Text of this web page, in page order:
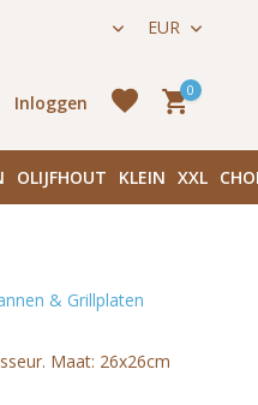
EUR
Inloggen
0
OLIJFHOUT KLEIN XXL
& Grillplaten
Maat: 26x26cm